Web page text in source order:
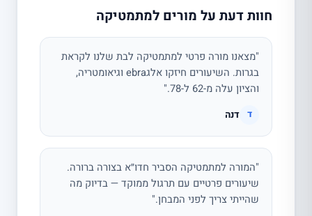
חוות דעת על מורים למתמטיקה
"מצאנו מורה פרטי למתמטיקה לבת שלנו לקראת
בגרות. השיעורים חיזקו אלגebra וגיאומטריה,
והציון עלה מ-62 ל-78."
ד דנה
"המורה למתמטיקה הסביר חדו״א בצורה ברורה.
שיעורים פרטיים עם תרגול ממוקד — בדיוק מה
שהייתי צריך לפני המבחן."